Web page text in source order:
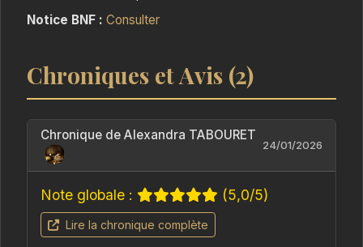
présages, mais le compte à rebours du pire à
destin ?
Notice BNF : Consulter
Chroniques et Avis (2)
Chronique de Alexandra TABOURET
24/01/2026
Note globale : (5,0/5)
Lire la chronique complète